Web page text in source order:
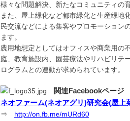
様々な問題解決、新たなコミュニティの
また、屋上緑化など都市緑化と生産緑地
民交流などによる集客やプロモーション
ます。
農用地想定としてはオフィスや商業用の
庭、教育施設内、園芸療法やリハビリテ
ログラムとの連動が求められています。
関連Facebookページ
ネオファーム(ネオアグリ)研究会(屋
⇒ http://on.fb.me/mURd60